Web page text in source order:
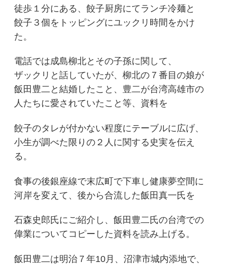
徒歩１分にある、餃子厨房にてランチ冷麺と
餃子３個をトッピングにユックリ時間をかけ
た。
電話では成島柳北とその子孫に関して、
ザックリと話していたが、柳北の７番目の娘が
飯田豊二と結婚したこと、豊二が台湾高雄市の
人たちに愛されていたこと等、資料を
餃子のタレが付かない程度にテーブルに広げ、
小生が調べた限りの２人に関する史実を伝え
る。
食事の後銀座線で末広町で下車し健康夢空間に
河岸を変えて、後から合流した飯田真一氏を
石森史郎氏にご紹介し、飯田豊二氏の台湾での
偉業についてコピーした資料を読み上げる。
飯田豊二は明治７年10月、沼津市城内添地で、